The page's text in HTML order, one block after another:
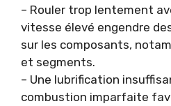
– Rouler trop lentement
vitesse élevé engendre
sur les composants,
et segments.
– Une lubrification
combustion imparfaite